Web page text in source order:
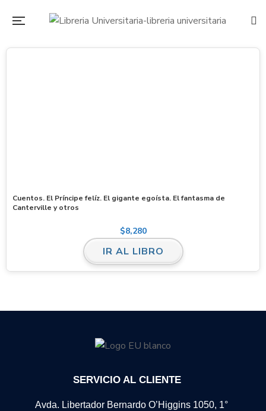
Cuentos. El Príncipe felíz. El gigante egoísta. El fantasma de
Canterville y otros
$8,280
IR AL LIBRO
SERVICIO AL CLIENTE
Avda. Libertador Bernardo O’Higgins 1050, 1°